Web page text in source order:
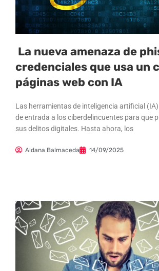
La nueva amenaza de
credenciales que usa un
páginas web con IA
Las herramientas de inteligencia artificial
de entrada a los ciberdelincuentes para que
sus delitos digitales. Hasta ahora, los
Aldana Balmaceda 14/09/2025